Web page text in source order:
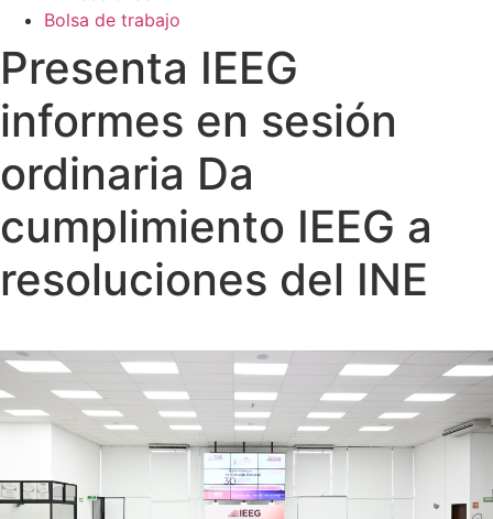
Bolsa de trabajo
Presenta IEEG
informes en sesión
ordinaria Da
cumplimiento IEEG a
resoluciones del INE